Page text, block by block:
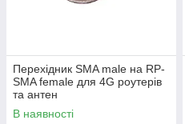
Перехідник SMA male на RP-
SMA female для 4G роутерів
та антен
В наявності